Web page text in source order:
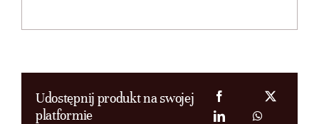
Udostępnij produkt na swojej
platformie